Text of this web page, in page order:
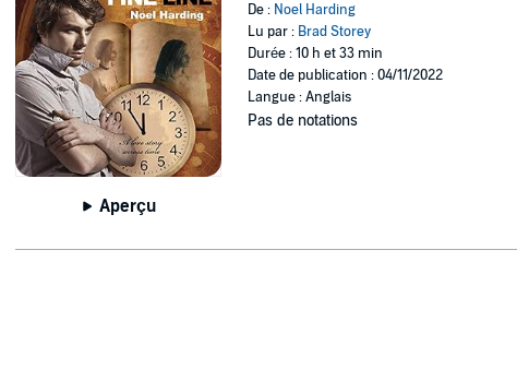
Aperçu
De : Noel Harding
Lu par : Brad Storey
Durée : 10 h et 33 min
Date de publication : 04/11/2022
Langue : Anglais
Pas de notations